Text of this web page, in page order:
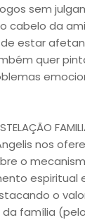
sem
cabelo da
estar
quer
nos
o
espiritual
o
família